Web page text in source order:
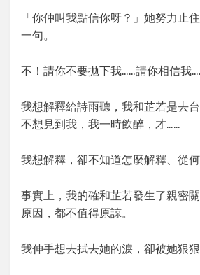
「你仲叫我點信你呀？」她努力止
一句。
不！請你不要拋下我……請你相信我
我想解釋給詩雨聽，我和芷若是去
不想見到我，我一時飲醉，才……
我想解釋，卻不知道怎麼解釋、從
事實上，我的確和芷若發生了親密
原因，都不值得原諒。
我伸手想去拭去她的淚，卻被她狠